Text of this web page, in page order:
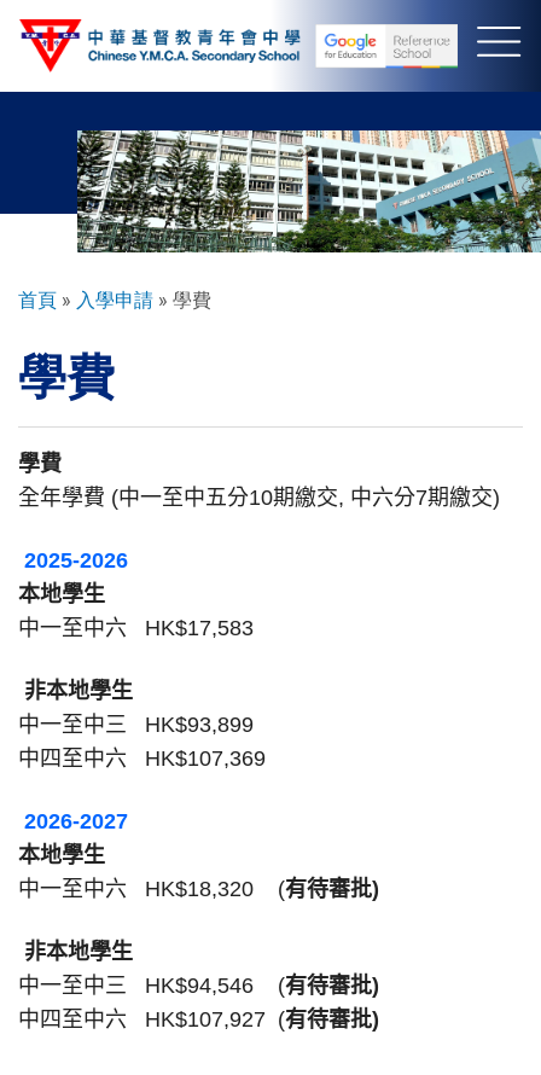
導
連
結
首頁 入學申請 學費
學費
學費
全年學費 (中一至中五分10期繳交, 中六分7期繳交)
2025-2026
本地學生
中一至中六 HK$17,583
非本地學生
中一至中三 HK$93,899
中四至中六 HK$107,369
2026-2027
本地學生
中一至中六 HK$18,320 (有待審批)
非本地學生
中一至中三 HK$94,546 (有待審批)
中四至中六 HK$107,927 (有待審批)